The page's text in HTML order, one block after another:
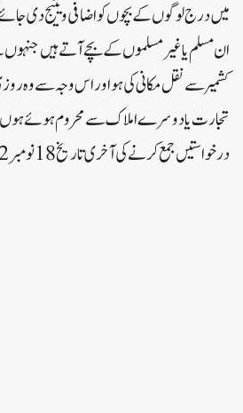
میں درج لوگوں کے بچوں کو اضافی ویٹیج
ان مسلم یا غیر مسلموں کے بچے آتے ہیں
کشمیر سے نقل مکانی کی ہو اور اس وجہ سے وہ
تجارت یا دوسرے املاک سے محروم ہوئے
درخواستیں جمع کرنے کی آخری تاریخ 18 نومبر 2022 قرار دی گئی ہے۔